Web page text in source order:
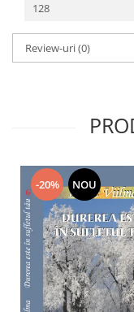
128
Review-uri(0)
-20% NOU